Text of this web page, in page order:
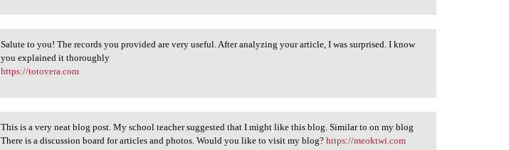
Salute to you! The records
Salute to you! The records you provided are very useful. After analyzing your article, I was surprised. I know
you explained it thoroughly
https://totovera.com
This is a very neat blog post
This is a very neat blog post. My school teacher suggested that I might like this blog. Similar to on my blog
There is a discussion board for articles and photos. Would you like to visit my blog?https://meoktwi.com